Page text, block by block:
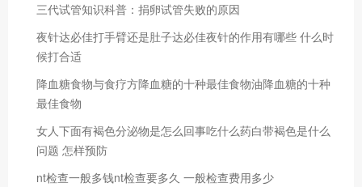
三代试管知识科普：捐卵试管失败的原因
夜针达必佳打手臂还是肚子达必佳夜针的作用有哪些 什么时
候打合适
降血糖食物与食疗方降血糖的十种最佳食物油降血糖的十种
最佳食物
女人下面有褐色分泌物是怎么回事吃什么药白带褐色是什么
问题 怎样预防
nt检查一般多钱nt检查要多久 一般检查费用多少